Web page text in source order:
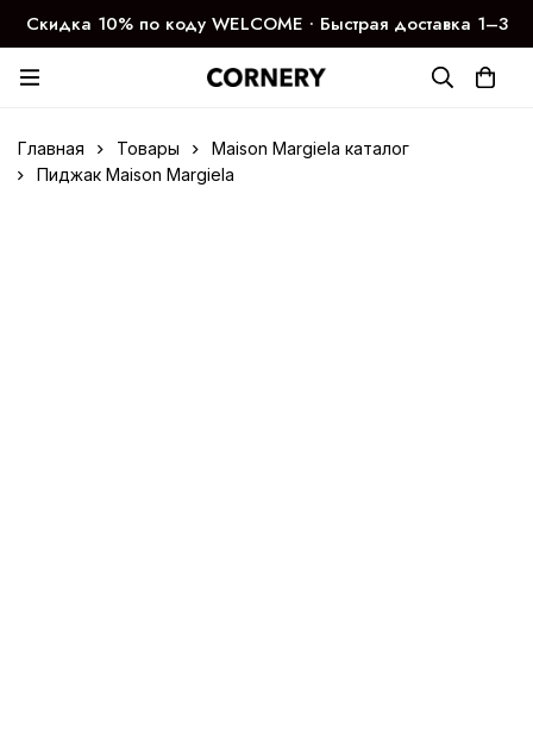
Скидка 10% по коду WELCOME ∙ Быстрая доставка 1–3
дня
Главная Товары
Maison Margiela каталог
Пиджак Maison Margiela